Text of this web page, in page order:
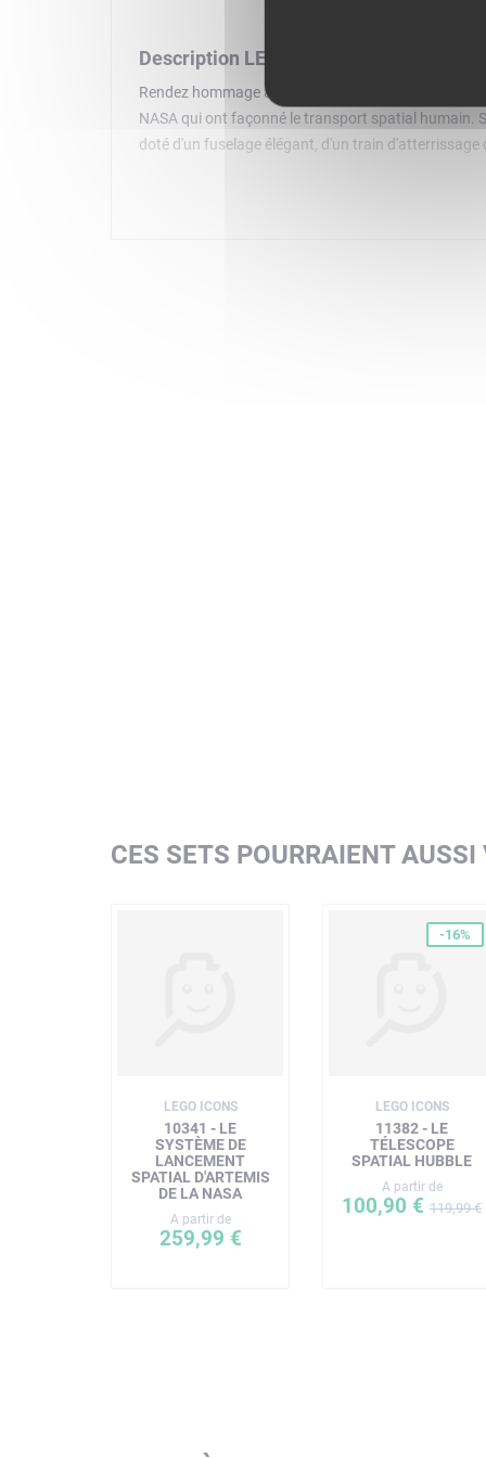
Description LEGO Icons 10360
Rendez hommage à l'innovation aérospatiale avec
NASA qui ont façonné le transport spatial humain.
doté d'un fuselage élégant, d'un train
complète cet ensemble fascinant. Accordez-vous
CES SETS POURRAIENT
LEGO ICONS
10341 - LE
SYSTÈME DE
LANCEMENT
SPATIAL D'ARTEMIS
DE LA NASA
A partir de
259,99 €
-16%
LEGO ICONS
11382 - LE
TÉLESCOPE
SPATIAL HUBBLE
A partir de
100,90 € 119,99 €